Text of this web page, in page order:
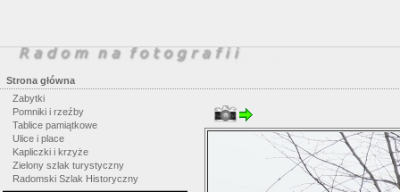
Strona główna
Zabytki
Pomniki i rzeźby
Tablice pamiątkowe
Ulice i place
Kapliczki i krzyże
Zielony szlak turystyczny
Radomski Szlak Historyczny